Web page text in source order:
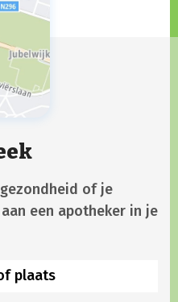
of je
een apotheker in je